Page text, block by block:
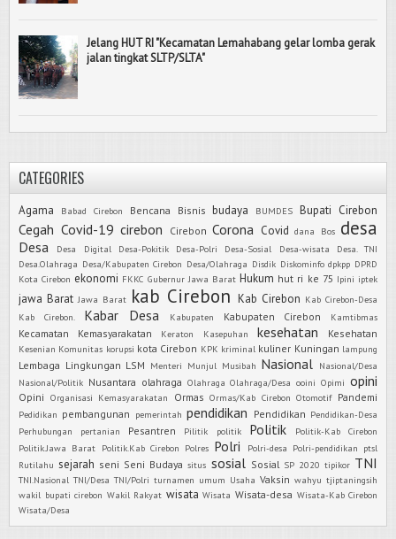
Jelang HUT RI "Kecamatan Lemahabang gelar lomba gerak
jalan tingkat SLTP/SLTA"
CATEGORIES
Agama Babad Cirebon Bencana Bisnis budaya BUMDES Bupati Cirebon
Cegah Covid-19 cirebon Cirebon Corona Covid dana Bos desa
Desa Desa Digital Desa-Pokitik Desa-Polri Desa-Sosial Desa-wisata
Desa. TNI
Desa.Olahraga Desa/Kabupaten Cirebon Desa/Olahraga Disdik Diskominfo dpkpp DPRD
Kota Cirebon ekonomi FKKC Gubernur Jawa Barat Hukum hut ri ke 75 Ipini iptek
jawa Barat Jawa Barat kab Cirebon Kab Cirebon Kab Cirebon-Desa
Kab Cirebon.
Kabar Desa Kabupaten Kabupaten Cirebon Kamtibmas
Kecamatan Kemasyarakatan Keraton Kasepuhan kesehatan Kesehatan
Kesenian Komunitas korupsi kota Cirebon KPK kriminal kuliner Kuningan lampung
Lembaga Lingkungan LSM Menteri Munjul Musibah Nasional Nasional/Desa
Nasional/Politik Nusantara olahraga Olahraga Olahraga/Desa ooini Opimi opini
Opini Organisasi Kemasyarakatan Ormas Ormas/Kab Cirebon Otomotif Pandemi
Pedidikan pembangunan pemerintah pendidikan Pendidikan Pendidikan-Desa
Perhubungan
pertanian Pesantren Pilitik politik Politik
Politik-Kab Cirebon
Politik.Jawa Barat Politik.Kab Cirebon Polres Polri Polri-desa Polri-pendidikan ptsl
Rutilahu sejarah seni Seni Budaya situs sosial Sosial SP 2020 tipikor TNI
TNI.Nasional TNI/Desa TNI/Polri turnamen umum Usaha Vaksin wahyu tjiptaningsih
wakil bupati cirebon Wakil Rakyat wisata Wisata Wisata-desa Wisata-Kab Cirebon
Wisata/Desa